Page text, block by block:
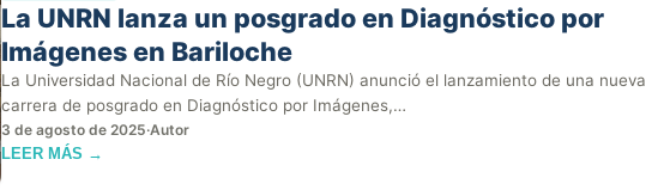
La UNRN lanza un posgrado en Diagnóstico por
Imágenes en Bariloche
La Universidad Nacional de Río Negro (UNRN) anunció el lanzamiento de una nueva
carrera de posgrado en Diagnóstico por Imágenes,…
3 de agosto de 2025·Autor
LEER MÁS →